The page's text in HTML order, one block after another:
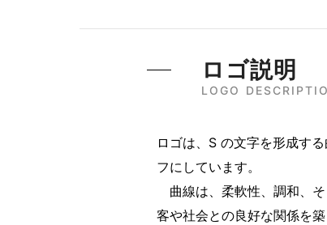
LOGO
ロゴ説明
ロゴは、S の文字を形成す
フにしています。
曲線は、柔軟性、調和、
客や社会との良好な関係を